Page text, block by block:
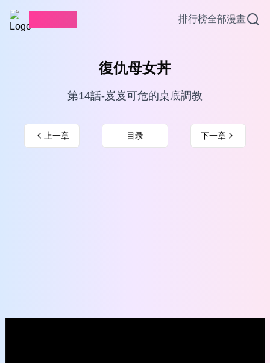
排行榜全部漫畫
復仇母女丼
第14話-岌岌可危的桌底調教
上一章 目录 下一章